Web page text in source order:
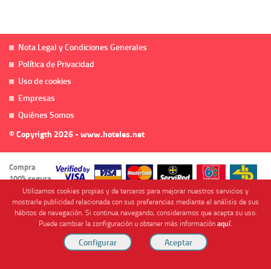
Nota Legal y Condiciones Generales
Política de Privacidad
Uso de cookies
Empresas
Quiénes Somos
© Copyrigth 2026 - www.hoteles.net
Compra
100% segura
Cofinanciado por
Utilizamos cookies propias y de terceros para mejorar nuestros servicios y
mostrarle publicidad relacionada con sus preferencias mediante el análisis de sus
hábitos de navegación. Si continua navegando, consideramos que acepta su uso.
Puede cambiar la configuración u obtener más informaciónaquí.